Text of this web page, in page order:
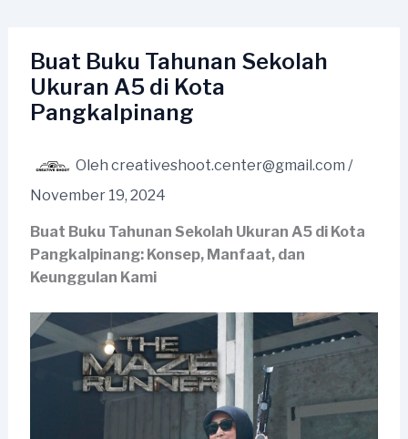
kontenBuat Buku Tahunan Sekolah
Ukuran A5 di Kota
Pangkalpinang
Oleh creativeshoot.center@gmail.com /
November 19, 2024
Buat Buku Tahunan Sekolah Ukuran A5 di Kota
Pangkalpinang: Konsep, Manfaat, dan
Keunggulan Kami